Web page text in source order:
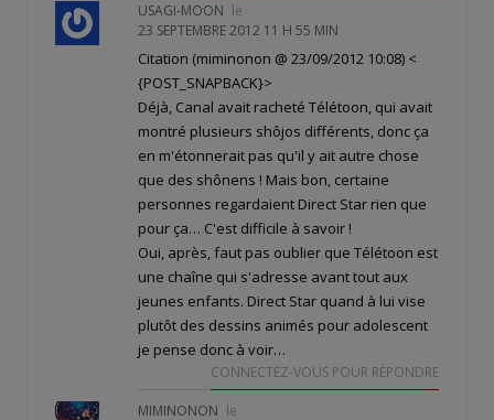
USAGI-MOON le
23 SEPTEMBRE 2012 11 H 55 MIN
Citation (miminonon @ 23/09/2012 10:08) <
{POST_SNAPBACK}>
Déjà, Canal avait racheté Télétoon, qui avait
montré plusieurs shôjos différents, donc ça
en m'étonnerait pas qu'il y ait autre chose
que des shônens ! Mais bon, certaine
personnes regardaient Direct Star rien que
pour ça… C'est difficile à savoir !
Oui, après, faut pas oublier que Télétoon est
une chaîne qui s'adresse avant tout aux
jeunes enfants. Direct Star quand à lui vise
plutôt des dessins animés pour adolescent
je pense donc à voir…
CONNECTEZ-VOUS POUR RÉPONDRE
MIMINONON le